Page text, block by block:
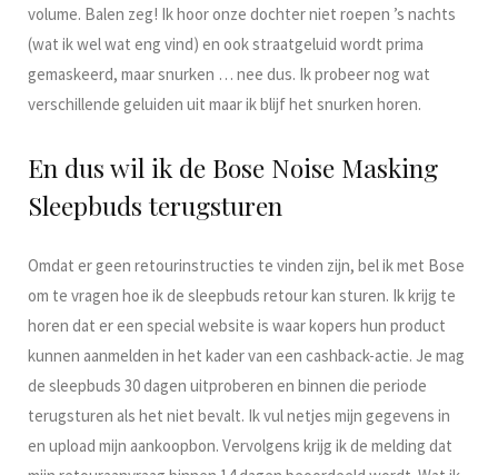
volume. Balen zeg! Ik hoor onze dochter niet roepen ’s nachts
(wat ik wel wat eng vind) en ook straatgeluid wordt prima
gemaskeerd, maar snurken … nee dus. Ik probeer nog wat
verschillende geluiden uit maar ik blijf het snurken horen.
En dus wil ik de Bose Noise Masking
Sleepbuds terugsturen
Omdat er geen retourinstructies te vinden zijn, bel ik met Bose
om te vragen hoe ik de sleepbuds retour kan sturen. Ik krijg te
horen dat er een special website is waar kopers hun product
kunnen aanmelden in het kader van een cashback-actie. Je mag
de sleepbuds 30 dagen uitproberen en binnen die periode
terugsturen als het niet bevalt. Ik vul netjes mijn gegevens in
en upload mijn aankoopbon. Vervolgens krijg ik de melding dat